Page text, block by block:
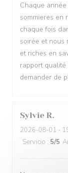
Chaque
sommieres en
chaque fois
soirée et nous
et riches en
rapport
demander de
Sylvie R
2026-08-01 -
Servicio : 5/5